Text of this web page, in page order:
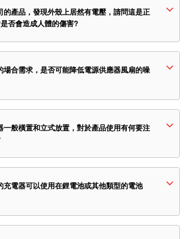
的產品，發現外殼上居然有電壓，請問這是正
否會造成人體的傷害?
場合需求，是否可能降低電源供應器風扇的噪
一般橫置和立式放置，對於產品使用有何要注
充電器可以使用在鋰電池或其他類型的電池